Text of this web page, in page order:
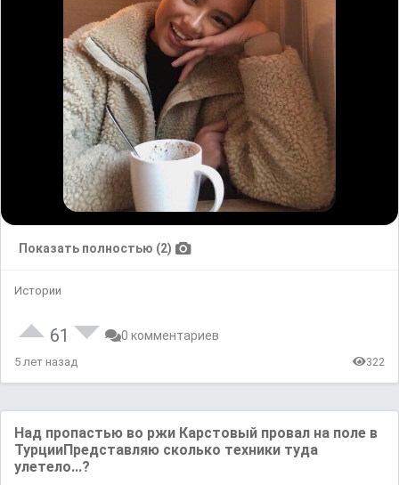
Показать полностью (2)
Истории
61 0 комментариев
5 лет назад 322
Над пропастью во ржи Карстовый провал на поле в
ТурцииПредставляю сколько техники туда
улетело...?